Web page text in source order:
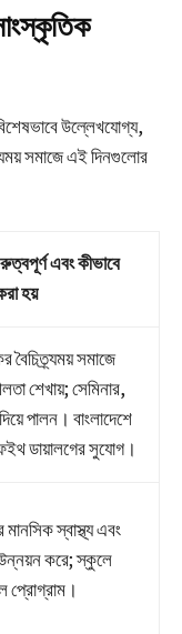
উল্লেখযোগ্য,
সমাজে এই দিনগুলোর
এবং কীভাবে
হয়
সমাজে
শেখায়; সেমিনার,
পালন। বাংলাদেশে
ডায়ালগের সুযোগ।
মানসিক স্বাস্থ্য এবং
করে; স্কুলে
প্রোগ্রাম।